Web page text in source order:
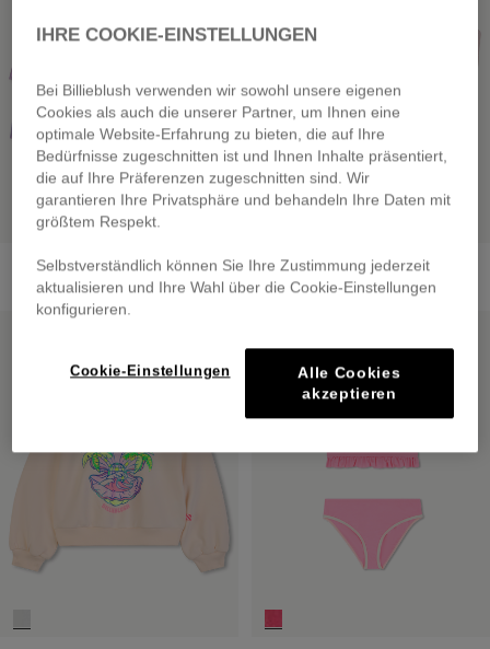
Swim Skirt
from€ 49,00
Butterfly Sunglasses
€ 25,00
IHRE COOKIE-EINSTELLUNGEN
Bei Billieblush verwenden wir sowohl unsere eigenen
Cookies als auch die unserer Partner, um Ihnen eine
optimale Website-Erfahrung zu bieten, die auf Ihre
Bedürfnisse zugeschnitten ist und Ihnen Inhalte präsentiert,
die auf Ihre Präferenzen zugeschnitten sind. Wir
garantieren Ihre Privatsphäre und behandeln Ihre Daten mit
größtem Respekt.
Selbstverständlich können Sie Ihre Zustimmung jederzeit
aktualisieren und Ihre Wahl über die Cookie-Einstellungen
konfigurieren.
Cookie-Einstellungen
Alle Cookies
akzeptieren